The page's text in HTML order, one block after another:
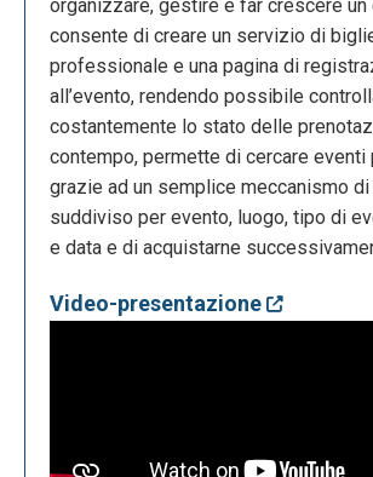
organizzare, gestire e far crescere un
consente di creare un servizio di
professionale e una pagina di
all’evento, rendendo possibile
costantemente lo stato delle
contempo, permette di cercare eventi
grazie ad un semplice meccanismo
suddiviso per evento, luogo, tipo di
e data e di acquistarne
Video-presentazione